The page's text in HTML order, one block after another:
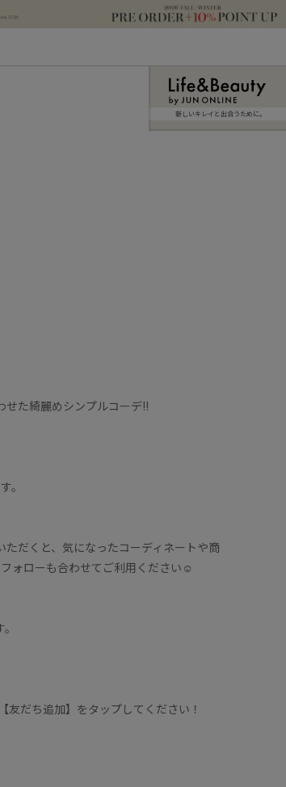
新しいキレイと出合うために。
せた綺麗めシンプルコーデ‼️
。
だくと、気になったコーディネートや商
ォローも合わせてご利用ください☺︎
だち追加】をタップしてください！